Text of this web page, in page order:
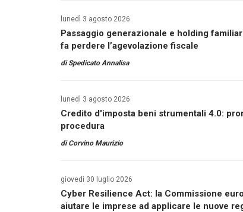
lunedì 3 agosto 2026
Passaggio generazionale e holding
fa perdere l’agevolazione fiscale
diSpedicato Annalisa
lunedì 3 agosto 2026
Credito d'imposta beni strumentali 4.0:
procedura
diCorvino Maurizio
giovedì 30 luglio 2026
Cyber Resilience Act: la Commissione
aiutare le imprese ad applicare le nuove